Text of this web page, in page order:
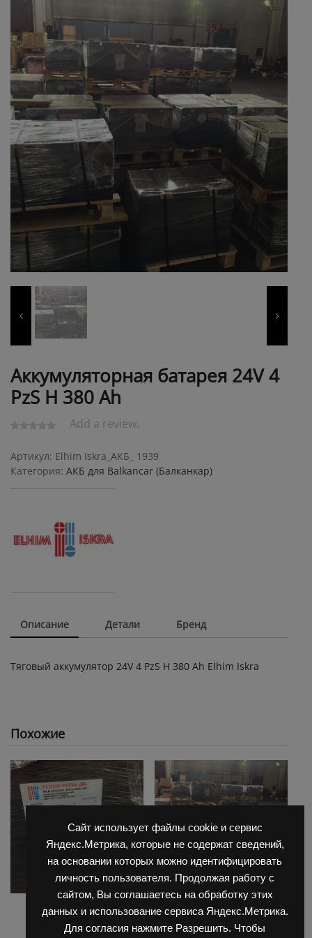
Сайт использует файлы cookie и сервис
Яндекс.Метрика, которые не содержат сведений,
на основании которых можно идентифицировать
личность пользователя. Продолжая работу с
сайтом, Вы соглашаетесь на обработку этих
данных и использование сервиса Яндекс.Метрика.
Для согласия нажмите Разрешить. Чтобы
Аккумуляторная батарея 24V 4
PzS Н 380 Ah
Add a review.
Артикул: Elhim Iskra_АКБ_ 1939
Категория: АКБ для Balkanсar (Балканкар)
Описание Детали Бренд
Тяговый аккумулятор 24V 4 PzS Н 380 Ah Elhim Iskra
Похожие
АКБ для Balkanсar
(Балканкар)
АКБ для Balkanсar
(Балканкар)